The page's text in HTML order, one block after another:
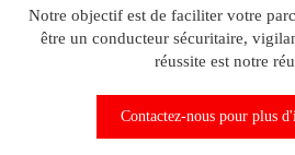
Notre objectif est de faciliter votre
être un conducteur sécuritaire,
réussite est notre
Contactez-nous pour plus